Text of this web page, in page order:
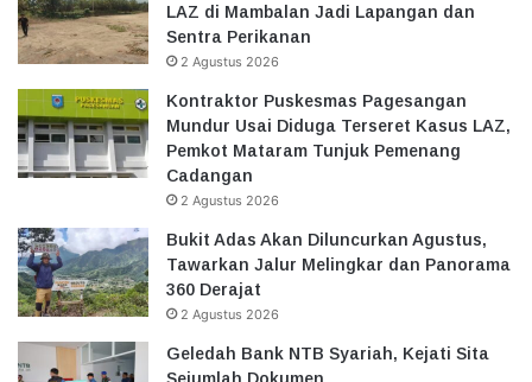
LAZ di Mambalan Jadi Lapangan dan
Sentra Perikanan
2 Agustus 2026
Kontraktor Puskesmas Pagesangan
Mundur Usai Diduga Terseret Kasus LAZ,
Pemkot Mataram Tunjuk Pemenang
Cadangan
2 Agustus 2026
Bukit Adas Akan Diluncurkan Agustus,
Tawarkan Jalur Melingkar dan Panorama
360 Derajat
2 Agustus 2026
Geledah Bank NTB Syariah, Kejati Sita